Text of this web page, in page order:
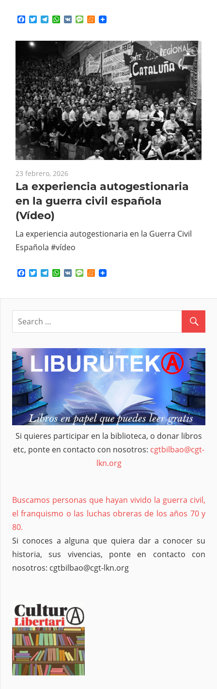
Facebook
TwitterTelegram
WhatsApp
VK MessageMeneame
23 febrero, 2026
La experiencia autogestionaria
en la guerra civil española
(Vídeo)
La experiencia autogestionaria en la Guerra Civil
Española #vídeo
Facebook
TwitterTelegram
WhatsApp
VK MessageMeneame
Si quieres participar en la biblioteca, o donar libros
etc, ponte en contacto con nosotros: cgtbilbao@cgt-
lkn.org
Buscamos personas que hayan vivido la guerra civil,
el franquismo o las luchas obreras de los años 70 y
80.
Si conoces a alguna que quiera dar a conocer su
historia, sus vivencias, ponte en contacto con
nosotros: cgtbilbao@cgt-lkn.org